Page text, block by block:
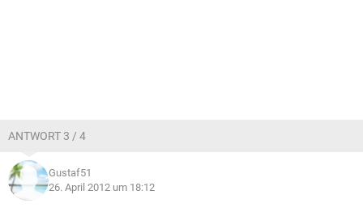
ANTWORT 3 / 4
Gustaf51
26. April 2012 um 18:12